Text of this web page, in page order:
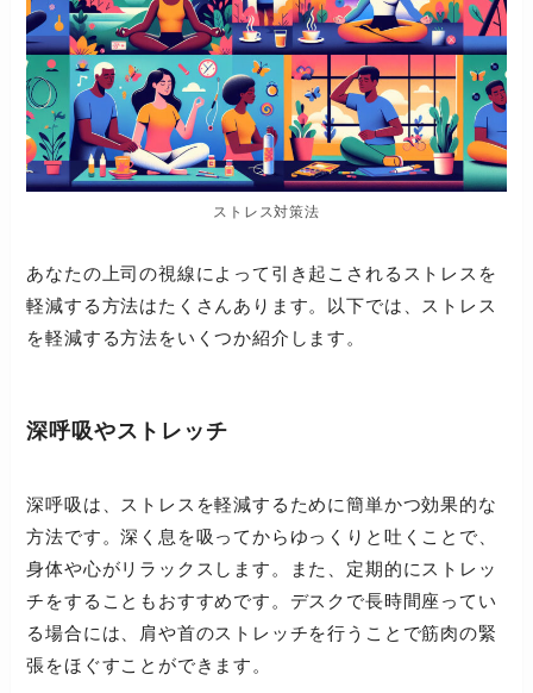
ストレス対策法
あなたの上司の視線によって引き起こされるストレスを
軽減する方法はたくさんあります。以下では、ストレス
を軽減する方法をいくつか紹介します。
深呼吸やストレッチ
深呼吸は、ストレスを軽減するために簡単かつ効果的な
方法です。深く息を吸ってからゆっくりと吐くことで、
身体や心がリラックスします。また、定期的にストレッ
チをすることもおすすめです。デスクで長時間座ってい
る場合には、肩や首のストレッチを行うことで筋肉の緊
張をほぐすことができます。